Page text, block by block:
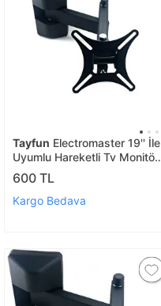
Tayfun Electromaster 19'' İle
Uyumlu Hareketli Tv Monitör
Asma Duvar Askı Aparatı
600 TL
Kargo Bedava